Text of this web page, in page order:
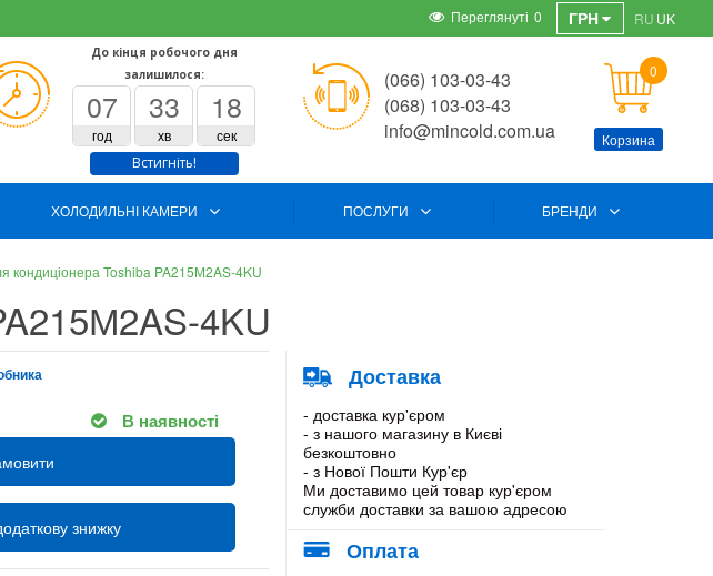
ГРН RU UK
Переглянуті 0
До кінця робочого дня
залишилося:
07
год
33
хв
18
сек
Встигніть!
(066) 103-03-43
(068) 103-03-43
info@mincold.com.ua
0
Корзина
ХОЛОДИЛЬНІ КАМЕРИ ПОСЛУГИ БРЕНДИ
кондиціонера Toshiba PA215М2AS-4KU
4KU
В наявності
знижку
Доставка
- доставка кур'єром
- з нашого магазину в Києві
безкоштовно
- з Нової Пошти Кур'єр
Ми доставимо цей товар кур'єром
служби доставки за вашою адресою
Оплата